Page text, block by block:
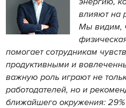
влияют на
Мы видим,
помогает сотрудникам
продуктивными и
важную роль играют не
работодателей, но и
ближайшего окружения: 29%